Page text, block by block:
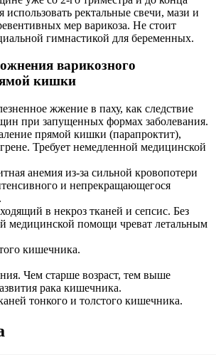
использовать ректальные свечи, мази и
мер варикоза. Не стоит
гимнастикой для беременных.
варикозного
кишки
жжение в паху, как следствие
при запущенных формах заболевания.
прямой кишки (парапроктит),
Требует немедленной медицинской
анемия из-за сильной кровопотери
и непрекращающегося
в некроз тканей и сепсис. Без
медицинской помощи чреват летальным
кишечника.
Чем старше возраст, тем выше
рака кишечника.
тонкого и толстого кишечника.